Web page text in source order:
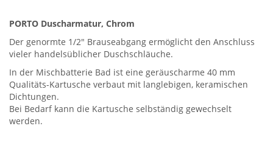
PORTO Duscharmatur, Chrom
Der genormte 1/2" Brauseabgang ermöglicht den Anschluss
vieler handelsüblicher Duschschläuche.
In der Mischbatterie Bad ist eine geräuscharme 40 mm
Qualitäts-Kartusche verbaut mit langlebigen, keramischen
Dichtungen.
Bei Bedarf kann die Kartusche selbständig gewechselt
werden.